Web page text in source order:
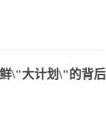
\"大计划\"的背后